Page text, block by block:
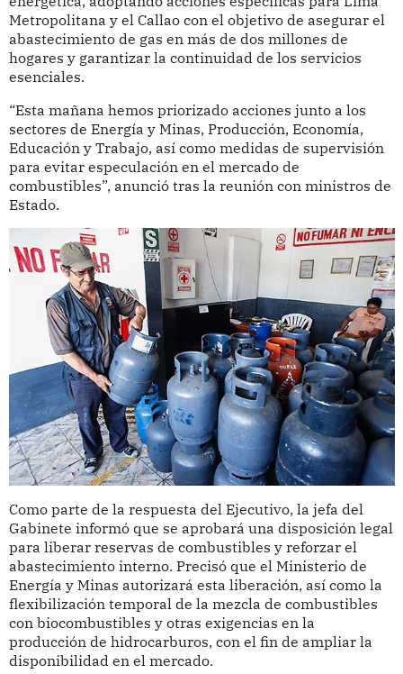
Metropolitana y el Callao con el objetivo de asegurar el
abastecimiento de gas en más de dos millones de
hogares y garantizar la continuidad de los servicios
esenciales.
“Esta mañana hemos priorizado acciones junto a los
sectores de Energía y Minas, Producción, Economía,
Educación y Trabajo, así como medidas de supervisión
para evitar especulación en el mercado de
combustibles”, anunció tras la reunión con ministros de
Estado.
Como parte de la respuesta del Ejecutivo, la jefa del
Gabinete informó que se aprobará una disposición legal
para liberar reservas de combustibles y reforzar el
abastecimiento interno. Precisó que el Ministerio de
Energía y Minas autorizará esta liberación, así como la
flexibilización temporal de la mezcla de combustibles
con biocombustibles y otras exigencias en la
producción de hidrocarburos, con el fin de ampliar la
disponibilidad en el mercado.